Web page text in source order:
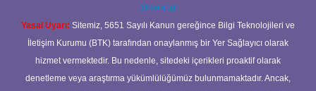
@karabul
Yasal Uyarı: Sitemiz, 5651 Sayılı Kanun gereğince Bilgi Teknolojileri ve
İletişim Kurumu (BTK) tarafından onaylanmış bir Yer Sağlayıcı olarak
hizmet vermektedir. Bu nedenle, sitedeki içerikleri proaktif olarak
denetleme veya araştırma yükümlülüğümüz bulunmamaktadır. Ancak,